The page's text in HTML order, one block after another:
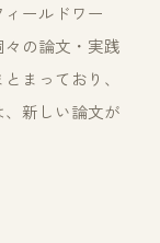
ールドワー
の論文・実践
まっており、
新しい論文が